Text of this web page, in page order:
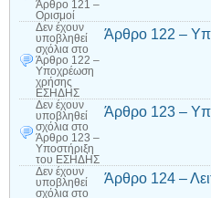
Άρθρο 121 –
Ορισμοί
Δεν έχουν
υποβληθεί
σχόλια στο
Άρθρο 122 –
Υποχρέωση
χρήσης
ΕΣΗΔΗΣ
Άρθρο 122 –
Δεν έχουν
υποβληθεί
σχόλια στο
Άρθρο 123 –
Υποστήριξη
του ΕΣΗΔΗΣ
Άρθρο 123 –
Δεν έχουν
υποβληθεί
σχόλια στο
Άρθρο 124 –